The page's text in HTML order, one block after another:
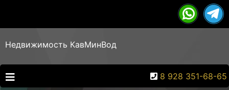
Недвижимость КавМинВод
8 928 351-68-65